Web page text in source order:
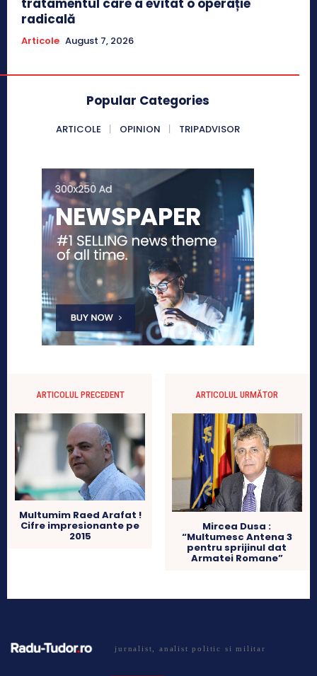
tratamentul care a evitat o operație
radicală
Articole August 7, 2026
Popular Categories
ARTICOLE OPINION TRIPADVISOR
ARTICOLUL PRECEDENT
Multumim Raed Arafat !
Cifre impresionante pe
2015
ARTICOLUL URMĂTOR
Mircea Dusa :
“Multumesc Antena 3
pentru sprijinul dat
Armatei Romane”
jurnalist, analist politic si militar